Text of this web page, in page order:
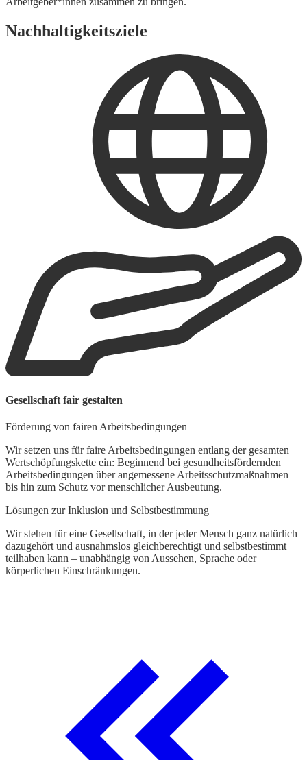
Nachhaltigkeitsziele
Gesellschaft fair gestalten
Förderung von fairen Arbeitsbedingungen
Wir setzen uns für faire Arbeitsbedingungen entlang der gesamten
Wertschöpfungskette ein: Beginnend bei gesundheitsfördernden
Arbeitsbedingungen über angemessene Arbeitsschutzmaßnahmen
bis hin zum Schutz vor menschlicher Ausbeutung.
Lösungen zur Inklusion und Selbstbestimmung
Wir stehen für eine Gesellschaft, in der jeder Mensch ganz natürlich
dazugehört und ausnahmslos gleichberechtigt und selbstbestimmt
teilhaben kann – unabhängig von Aussehen, Sprache oder
körperlichen Einschränkungen.